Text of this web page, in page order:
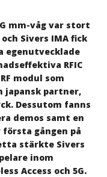
mm-våg var stort
Sivers IMA fick
egenutvecklade
RFIC
modul som
japansk partner,
Dessutom fanns
demos samt en
gången på
stärkte Sivers
inom
Access och 5G.